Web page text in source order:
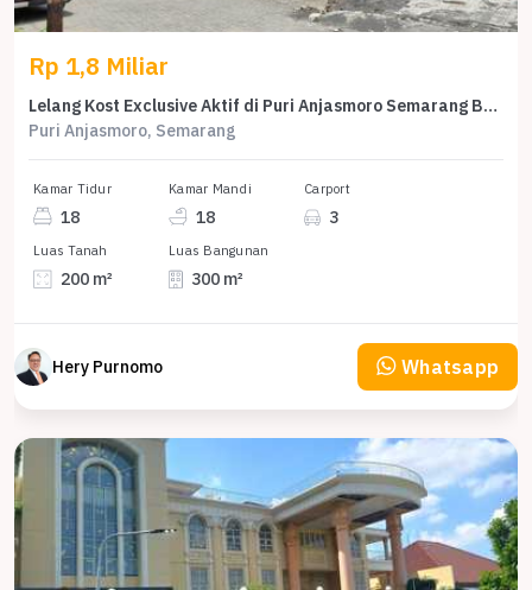
Rp 1,8 Miliar
Lelang Kost Exclusive Aktif di Puri Anjasmoro Semarang Barat
Puri Anjasmoro, Semarang
Kamar Tidur
18
Kamar Mandi
18
Carport
3
Luas Tanah
200 m²
Luas Bangunan
300 m²
Hery Purnomo Whatsapp